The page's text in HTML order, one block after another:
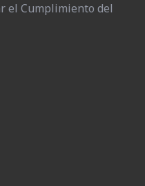
el Cumplimiento del